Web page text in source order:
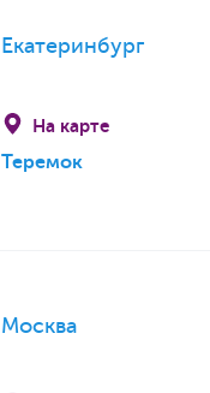
Екатеринбург
На карте
Теремок
Москва